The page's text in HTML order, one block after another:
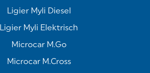
Ligier Myli Diesel
Ligier Myli Elektrisch
Microcar M.Go
Microcar M.Cross